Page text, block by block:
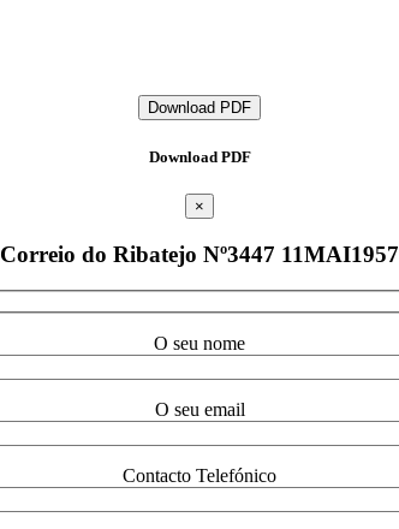
Download PDF
Download PDF
×
Correio do Ribatejo Nº3447 11MAI1957
O seu nome
O seu email
Contacto Telefónico